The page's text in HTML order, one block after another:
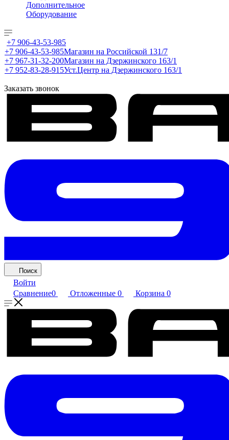
Дополнительное
Оборудование
+7 906-43-53-985
+7 906-43-53-985Магазин на Российской 131/7
+7 967-31-32-200Магазин на Дзержинского 163/1
+7 952-83-28-915Уст.Центр на Дзержинского 163/1
Заказать звонок
Поиск
Войти
Сравнение0 Отложенные 0 Корзина 0